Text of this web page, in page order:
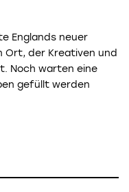
Englands neuer
Ort, der Kreativen und
Noch warten eine
gefüllt werden